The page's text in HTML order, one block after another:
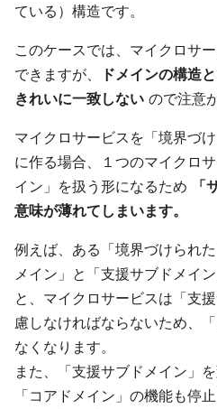
ている）構造です。
このケースでは、マイクロサ
できますが、
ドメインの構造
きれいに一致しない ので注意
マイクロサービスを「境界づ
に作る場合、１つのマイクロ
イン」を扱う形になるため
「
意味が薄れてしまいます。
例えば、ある「境界づけられ
メイン」と「支援サブドメイ
と、マイクロサービスは「支
慮しなければならないため、
なくなります。
また、「支援サブドメイン」
「コアドメイン」の機能も停